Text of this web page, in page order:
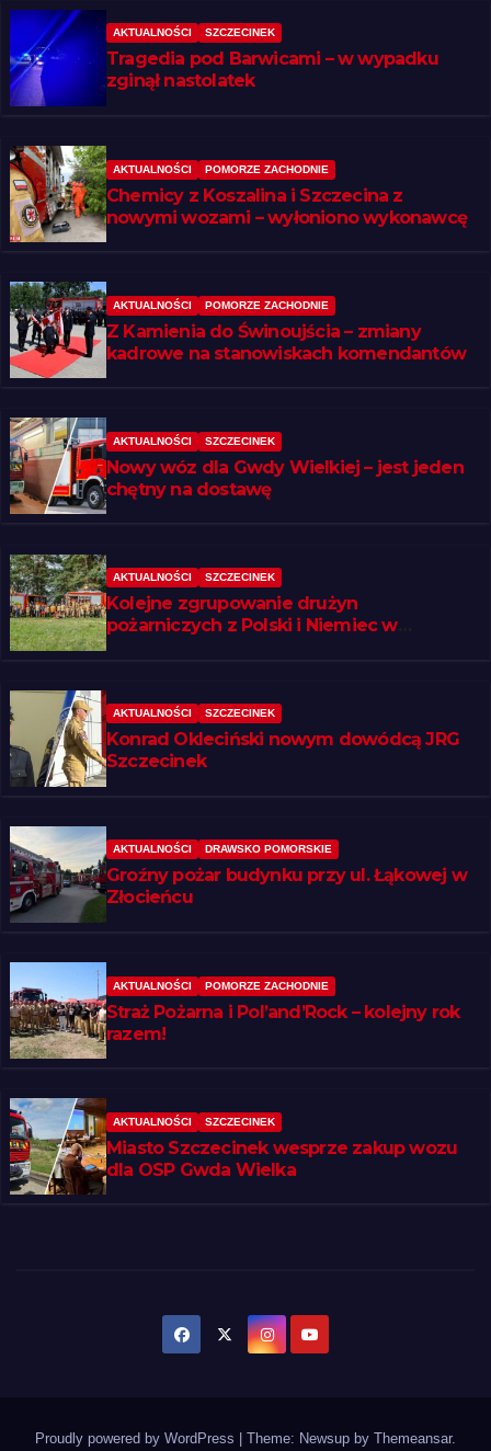
AKTUALNOŚCI SZCZECINEK
Tragedia pod Barwicami – w wypadku
zginął nastolatek
AKTUALNOŚCI POMORZE ZACHODNIE
Chemicy z Koszalina i Szczecina z
nowymi wozami – wyłoniono wykonawcę
AKTUALNOŚCI POMORZE ZACHODNIE
Z Kamienia do Świnoujścia – zmiany
kadrowe na stanowiskach komendantów
AKTUALNOŚCI SZCZECINEK
Nowy wóz dla Gwdy Wielkiej – jest jeden
chętny na dostawę
AKTUALNOŚCI SZCZECINEK
Kolejne zgrupowanie drużyn
pożarniczych z Polski i Niemiec w
AKTUALNOŚCI SZCZECINEK
Konrad Okleciński nowym dowódcą JRG
Szczecinek
AKTUALNOŚCI DRAWSKO POMORSKIE
Groźny pożar budynku przy ul. Łąkowej w
Złocieńcu
AKTUALNOŚCI POMORZE ZACHODNIE
Straż Pożarna i Pol’and’Rock – kolejny rok
razem!
AKTUALNOŚCI SZCZECINEK
Miasto Szczecinek wesprze zakup wozu
dla OSP Gwda Wielka
Proudly powered by WordPress Theme: Newsup by Themeansar.